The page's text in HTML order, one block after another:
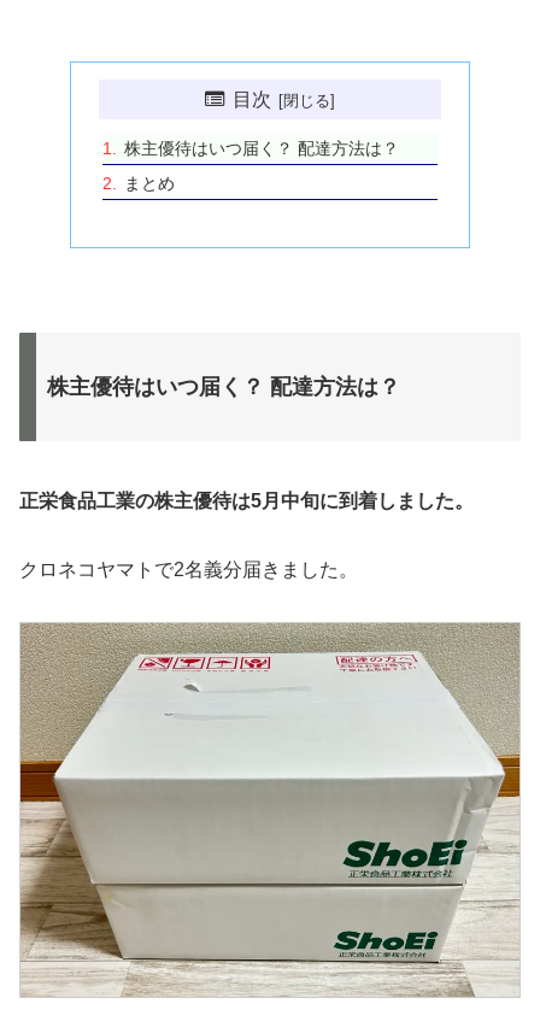
目次
株主優待はいつ届く？ 配達方法は？
まとめ
株主優待はいつ届く？ 配達方法は？
正栄食品工業の株主優待は5月中旬に到着しました。
クロネコヤマトで2名義分届きました。